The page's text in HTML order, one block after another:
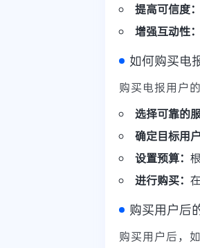
提高可信度：
增强互动性：
如何购买电
购买电报用户
选择可靠的服
确定目标用户
设置预算：
进行购买：
购买用户后
购买用户后，